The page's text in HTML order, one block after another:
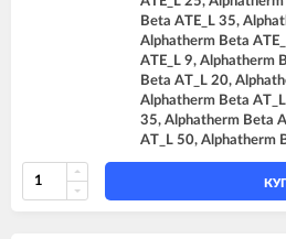
Beta ATE_L 35,
Alphatherm Beta
ATE_L 9, Alphatherm
Beta AT_L 20,
Alphatherm Beta
35, Alphatherm Beta
AT_L 50, Alphatherm